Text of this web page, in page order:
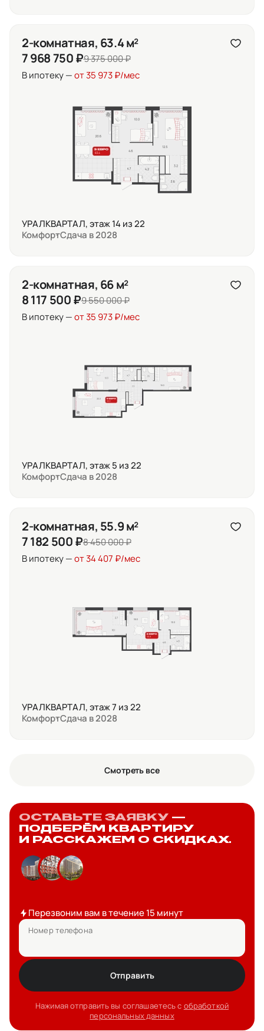
2-комнатная, 63.4 м²
7 968 750 ₽9 375 000 ₽
В ипотеку —от 35 973 ₽/мес
УРАЛКВАРТАЛ, этаж 14 из 22
КомфортСдача в 2028
2-комнатная, 66 м²
8 117 500 ₽9 550 000 ₽
В ипотеку —от 35 973 ₽/мес
УРАЛКВАРТАЛ, этаж 5 из 22
КомфортСдача в 2028
2-комнатная, 55.9 м²
7 182 500 ₽8 450 000 ₽
В ипотеку —от 34 407 ₽/мес
УРАЛКВАРТАЛ, этаж 7 из 22
КомфортСдача в 2028
Смотреть все
ОСТАВЬТЕ ЗАЯВКУ —
ПОДБЕРЁМ КВАРТИРУ
И РАССКАЖЕМ О СКИДКАХ.
Перезвоним вам в течение 15 минут
Номер телефона
Отправить
Нажимая отправить вы соглашаетесь с обработкой
персональных данных